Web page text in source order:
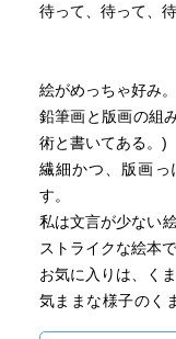
待って、待って、
絵がめっちゃ好み。
鉛筆画と版画の組
術と書いてある。)
繊細かつ、版画
す。
私は文言が少ない
ストライクな絵本で
お気に入りは、く
気ままな様子のく